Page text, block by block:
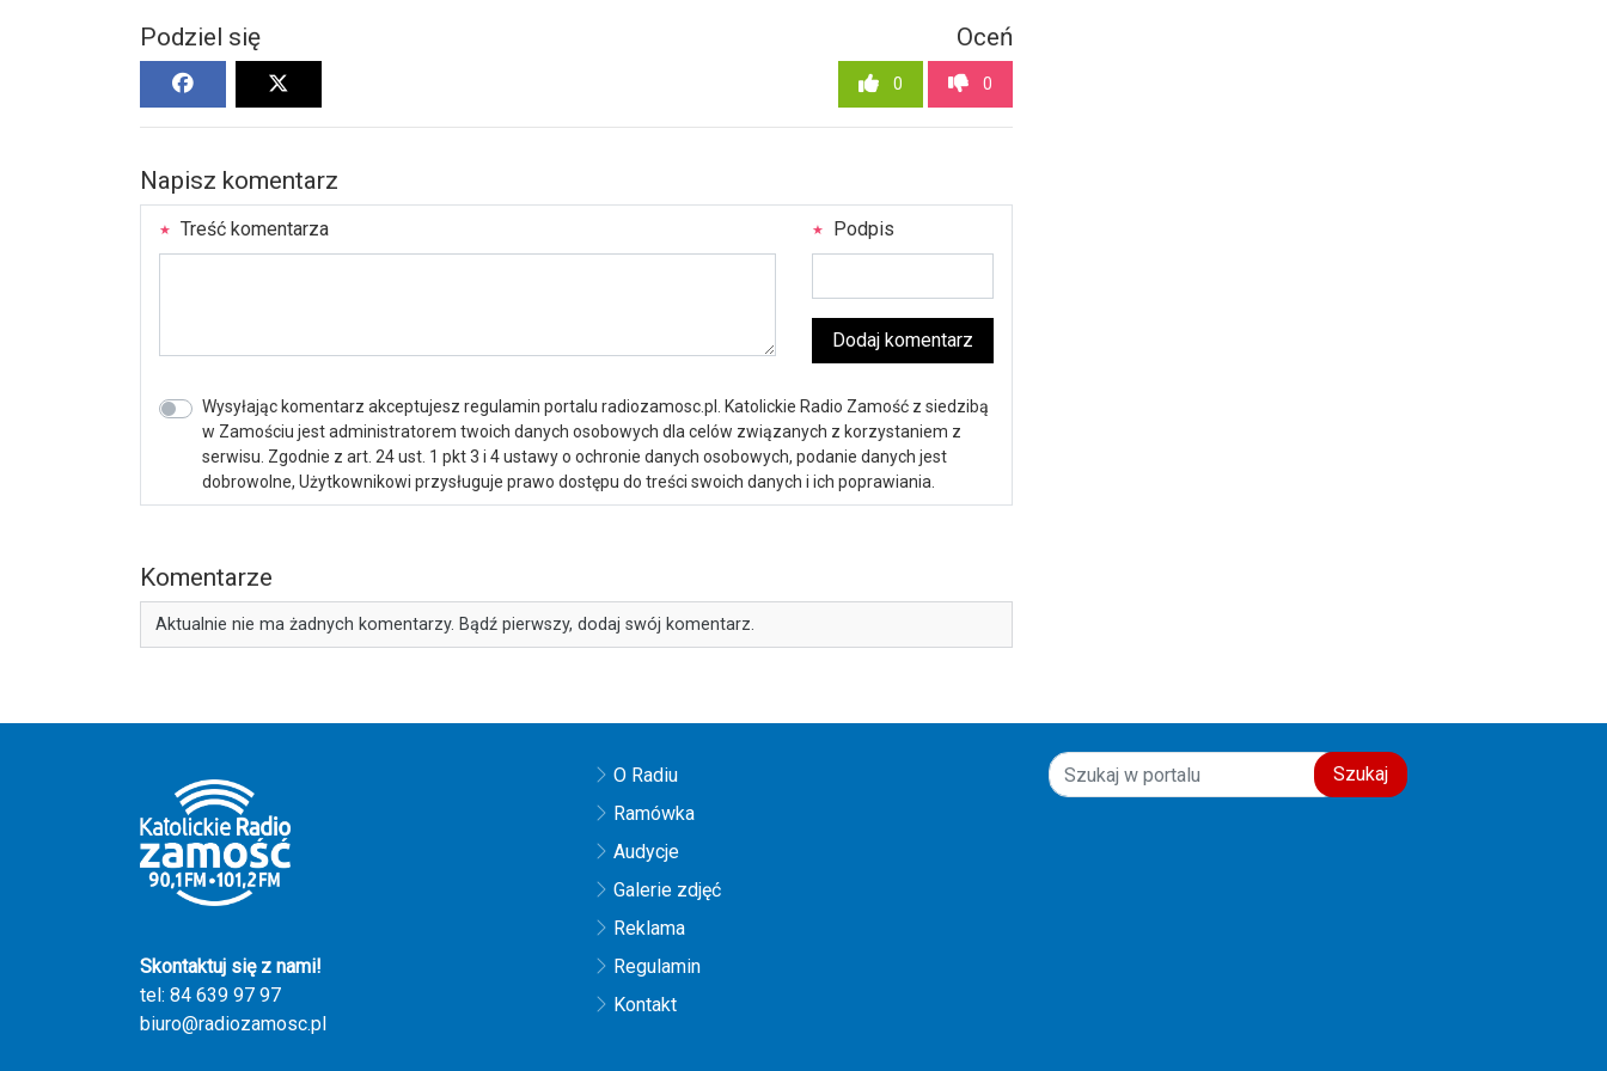
Podziel się Oceń
0 0
Napisz komentarz
Treść komentarza Podpis
Dodaj komentarz
Wysyłając komentarz akceptujesz regulamin portalu radiozamosc.pl. Katolickie Radio Zamość z siedzibą
w Zamościu jest administratorem twoich danych osobowych dla celów związanych z korzystaniem z
serwisu. Zgodnie z art. 24 ust. 1 pkt 3 i 4 ustawy o ochronie danych osobowych, podanie danych jest
dobrowolne, Użytkownikowi przysługuje prawo dostępu do treści swoich danych i ich poprawiania.
Komentarze
Aktualnie nie ma żadnych komentarzy. Bądź pierwszy, dodaj swój komentarz.
Skontaktuj się z nami!
tel: 84 639 97 97
biuro@radiozamosc.pl
O Radiu
Ramówka
Audycje
Galerie zdjęć
Reklama
Regulamin
Kontakt
Szukaj